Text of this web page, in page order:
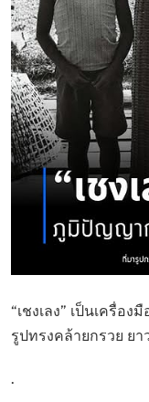
“เชงเลง” เป็นเครื่
รูปทรงคล้ายกรวย ย
.